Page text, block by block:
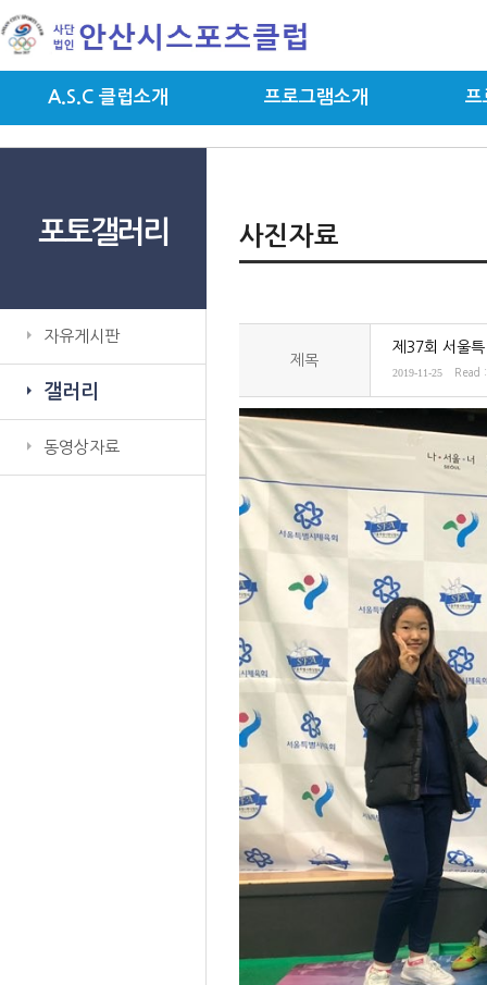
A.S.C 클럽소개 프로그램소개 프
포토갤러리
자유게시판
갤러리
동영상자료
사진자료
제목
제37회 서울
2019-11-25 Read